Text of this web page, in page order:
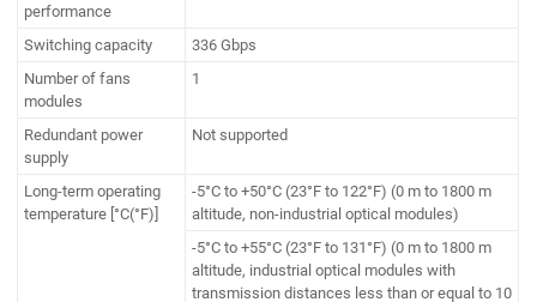
performance
Switching capacity
336 Gbps
Number of fans
modules
1
Redundant power
supply
Not supported
Long-term operating
temperature [°C(°F)]
-5°C to +50°C (23°F to 122°F) (0 m to 1800 m
altitude, non-industrial optical modules)
-5°C to +55°C (23°F to 131°F) (0 m to 1800 m
altitude, industrial optical modules with
transmission distances less than or equal to 10